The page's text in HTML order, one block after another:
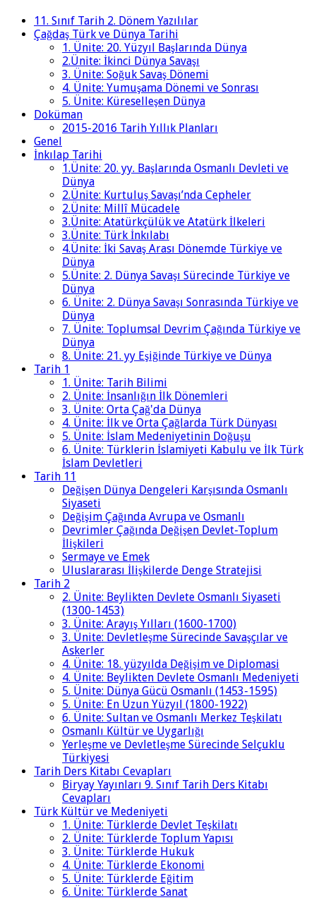
11. Sınıf Tarih 2. Dönem Yazılılar
Çağdaş Türk ve Dünya Tarihi
1. Ünite: 20. Yüzyıl Başlarında Dünya
2.Ünite: İkinci Dünya Savaşı
3. Ünite: Soğuk Savaş Dönemi
4. Ünite: Yumuşama Dönemi ve Sonrası
5. Ünite: Küreselleşen Dünya
Doküman
2015-2016 Tarih Yıllık Planları
Genel
İnkılap Tarihi
1.Ünite: 20. yy. Başlarında Osmanlı Devleti ve
Dünya
2.Ünite: Kurtuluş Savaşı’nda Cepheler
2.Ünite: Millî Mücadele
3.Ünite: Atatürkçülük ve Atatürk İlkeleri
3.Ünite: Türk İnkılabı
4.Ünite: İki Savaş Arası Dönemde Türkiye ve
Dünya
5.Ünite: 2. Dünya Savaşı Sürecinde Türkiye ve
Dünya
6. Ünite: 2. Dünya Savaşı Sonrasında Türkiye ve
Dünya
7. Ünite: Toplumsal Devrim Çağında Türkiye ve
Dünya
8. Ünite: 21. yy Eşiğinde Türkiye ve Dünya
Tarih 1
1. Ünite: Tarih Bilimi
2. Ünite: İnsanlığın İlk Dönemleri
3. Ünite: Orta Çağ'da Dünya
4. Ünite: İlk ve Orta Çağlarda Türk Dünyası
5. Ünite: İslam Medeniyetinin Doğuşu
6. Ünite: Türklerin İslamiyeti Kabulu ve İlk Türk
İslam Devletleri
Tarih 11
Değişen Dünya Dengeleri Karşısında Osmanlı
Siyaseti
Değişim Çağında Avrupa ve Osmanlı
Devrimler Çağında Değişen Devlet-Toplum
İlişkileri
Sermaye ve Emek
Uluslararası İlişkilerde Denge Stratejisi
Tarih 2
2. Ünite: Beylikten Devlete Osmanlı Siyaseti
(1300-1453)
3. Ünite: Arayış Yılları (1600-1700)
3. Ünite: Devletleşme Sürecinde Savaşçılar ve
Askerler
4. Ünite: 18. yüzyılda Değişim ve Diplomasi
4. Ünite: Beylikten Devlete Osmanlı Medeniyeti
5. Ünite: Dünya Gücü Osmanlı (1453-1595)
5. Ünite: En Uzun Yüzyıl (1800-1922)
6. Ünite: Sultan ve Osmanlı Merkez Teşkilatı
Osmanlı Kültür ve Uygarlığı
Yerleşme ve Devletleşme Sürecinde Selçuklu
Türkiyesi
Tarih Ders Kitabı Cevapları
Biryay Yayınları 9. Sınıf Tarih Ders Kitabı
Cevapları
Türk Kültür ve Medeniyeti
1. Ünite: Türklerde Devlet Teşkilatı
2. Ünite: Türklerde Toplum Yapısı
3. Ünite: Türklerde Hukuk
4. Ünite: Türklerde Ekonomi
5. Ünite: Türklerde Eğitim
6. Ünite: Türklerde Sanat